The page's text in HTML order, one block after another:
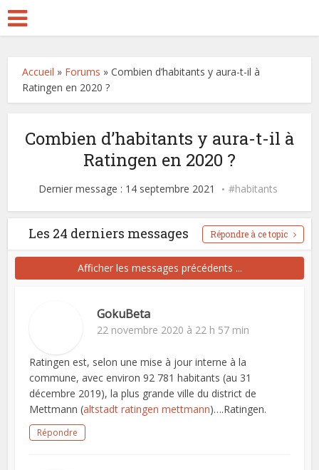
Accueil » Forums »Combien d’habitants y aura-t-il à
Ratingen en 2020 ?
Combien d’habitants y aura-t-il à
Ratingen en 2020 ?
Dernier message : 14 septembre 2021 habitants
Les 24 derniers messages Répondre à ce topic
Afficher les messages précédents ...
GokuBeta
22 novembre 2020 à 22 h 57 min
Ratingen est, selon une mise à jour interne à la
commune, avec environ 92 781 habitants (au 31
décembre 2019), la plus grande ville du district de
Mettmann (altstadt ratingen mettmann)….Ratingen.
Répondre